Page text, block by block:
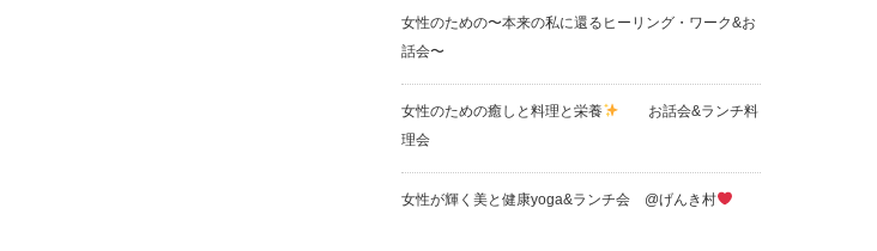
女性のための〜本来の私に還るヒーリング・ワーク&お
話会〜
女性のための癒しと料理と栄養
お話会&ランチ料
理会
女性が輝く美と健康yoga&ランチ会 @げんき村